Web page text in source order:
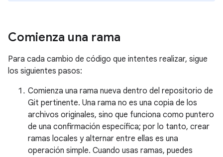
Comienza una rama
Para cada cambio de código que intentes realizar, sigue
los siguientes pasos:
Comienza una rama nueva dentro del repositorio de
Git pertinente. Una rama no es una copia de los
archivos originales, sino que funciona como puntero
de una confirmación específica; por lo tanto, crear
ramas locales y alternar entre ellas es una
operación simple. Cuando usas ramas, puedes